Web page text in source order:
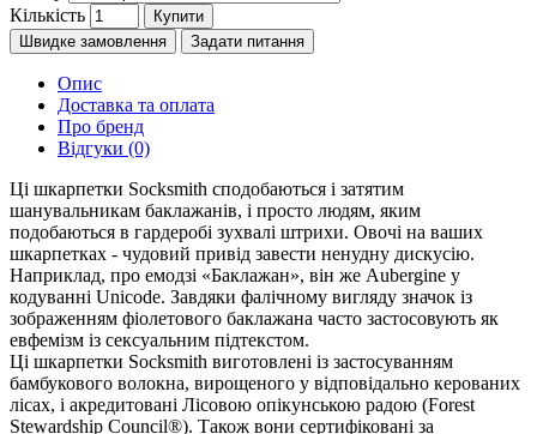
Кількість
Купити
Швидке замовлення
Задати питання
Опис
Доставка та оплата
Про бренд
Відгуки (0)
Ці шкарпетки Socksmith сподобаються і затятим
шанувальникам баклажанів, і просто людям, яким
подобаються в гардеробі зухвалі штрихи. Овочі на ваших
шкарпетках - чудовий привід завести ненудну дискусію.
Наприклад, про емодзі «Баклажан», він же Aubergine у
кодуванні Unicode. Завдяки фалічному вигляду значок із
зображенням фіолетового баклажана часто застосовують як
евфемізм із сексуальним підтекстом.
Ці шкарпетки Socksmith виготовлені із застосуванням
бамбукового волокна, вирощеного у відповідально керованих
лісах, і акредитовані Лісовою опікунською радою (Forest
Stewardship Council®). Також вони сертифіковані за